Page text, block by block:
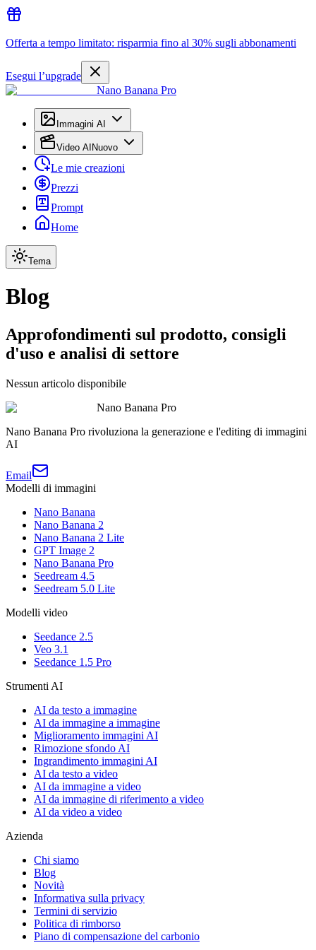
Offerta a tempo limitato: risparmia fino al 30% sugli abbonamenti
Esegui l’upgrade
Nano Banana Pro
Immagini AI
Video AI Nuovo
Le mie creazioni
Prezzi
Prompt
Home
Tema
Blog
Approfondimenti sul prodotto, consigli
d'uso e analisi di settore
Nessun articolo disponibile
Nano Banana Pro
Nano Banana Pro rivoluziona la generazione e l'editing di immagini
AI
Email
Modelli di immagini
Nano Banana
Nano Banana 2
Nano Banana 2 Lite
GPT Image 2
Nano Banana Pro
Seedream 4.5
Seedream 5.0 Lite
Modelli video
Seedance 2.5
Veo 3.1
Seedance 1.5 Pro
Strumenti AI
AI da testo a immagine
AI da immagine a immagine
Miglioramento immagini AI
Rimozione sfondo AI
Ingrandimento immagini AI
AI da testo a video
AI da immagine a video
AI da immagine di riferimento a video
AI da video a video
Azienda
Chi siamo
Blog
Novità
Informativa sulla privacy
Termini di servizio
Politica di rimborso
Piano di compensazione del carbonio